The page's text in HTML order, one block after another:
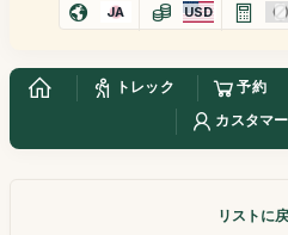
JA USD
トレック 予約
カスタマ
リストに戻